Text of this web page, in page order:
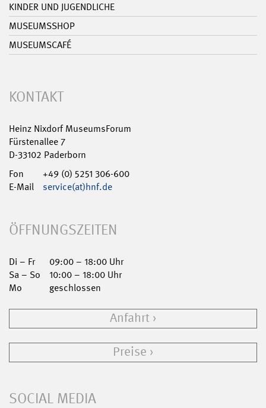
KINDER UND JUGENDLICHE
MUSEUMSSHOP
MUSEUMSCAFÉ
KONTAKT
Heinz Nixdorf MuseumsForum
Fürstenallee 7
D-33102 Paderborn
Fon
+49 (0) 5251 306-600
E-Mail
service(at)hnf.de
ÖFFNUNGSZEITEN
Di – Fr
09:00 – 18:00 Uhr
Sa – So
10:00 – 18:00 Uhr
Mo
geschlossen
Anfahrt
Preise
SOCIAL MEDIA